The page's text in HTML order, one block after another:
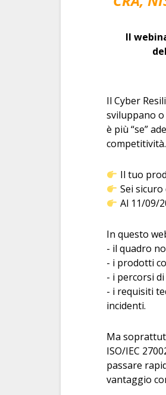
Il
Il Cyber
sviluppano
è più “se”
competitività.
Il tuo
Sei
Al 11/09/
In questo
- il quadro
- i prodotti
- i percorsi
- i requisiti
incidenti.
Ma
ISO/IEC
passare
vantaggio